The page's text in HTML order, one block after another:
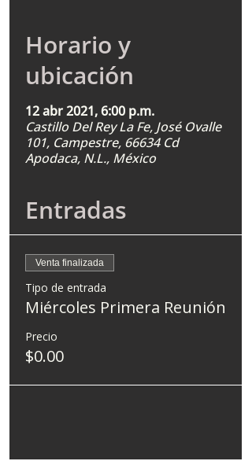
Horario y
ubicación
12 abr 2021, 6:00 p.m.
Castillo Del Rey La Fe, José Ovalle
101, Campestre, 66634 Cd
Apodaca, N.L., México
Entradas
Venta finalizada
Tipo de entrada
Miércoles Primera Reunión
Precio
$0.00